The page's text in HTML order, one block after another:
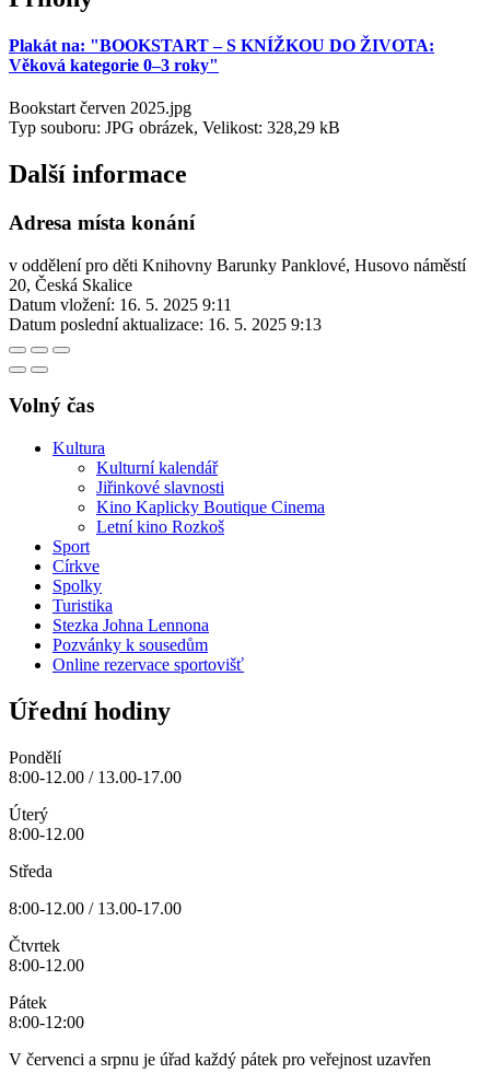
Plakát na: "BOOKSTART – S KNÍŽKOU DO ŽIVOTA:
Věková kategorie 0–3 roky"
Bookstart červen 2025.jpg
Typ souboru: JPG obrázek, Velikost: 328,29 kB
Další informace
Adresa místa konání
v oddělení pro děti Knihovny Barunky Panklové, Husovo náměstí
20, Česká Skalice
Datum vložení: 16. 5. 2025 9:11
Datum poslední aktualizace: 16. 5. 2025 9:13
Volný čas
Kultura
Kulturní kalendář
Jiřinkové slavnosti
Kino Kaplicky Boutique Cinema
Letní kino Rozkoš
Sport
Církve
Spolky
Turistika
Stezka Johna Lennona
Pozvánky k sousedům
Online rezervace sportovišť
Úřední hodiny
Pondělí
8:00-12.00 / 13.00-17.00
Úterý
8:00-12.00
Středa
8:00-12.00 / 13.00-17.00
Čtvrtek
8:00-12.00
Pátek
8:00-12:00
V červenci a srpnu je úřad každý pátek pro veřejnost uzavřen